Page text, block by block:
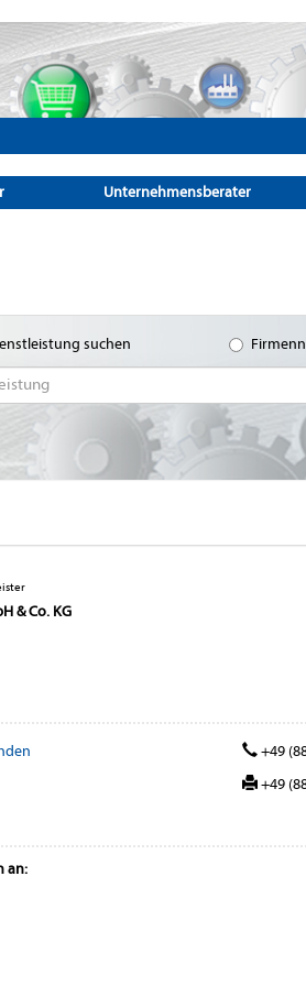
Unternehmensberater
suchen
& Co. KG
+49
+49
an: